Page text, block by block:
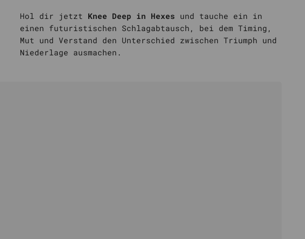
Hol dir jetzt Knee Deep in Hexes und tauche ein in
einen futuristischen Schlagabtausch, bei dem Timing,
Mut und Verstand den Unterschied zwischen Triumph und
Niederlage ausmachen.